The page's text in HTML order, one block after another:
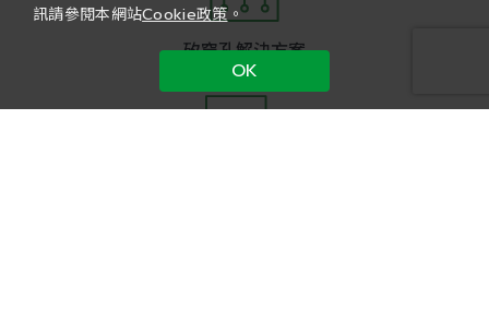
矽穿孔解決方案
訊請參閱本網站Cookie政策。
OK